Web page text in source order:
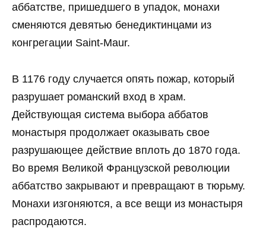
аббатстве, пришедшего в упадок, монахи
сменяются девятью бенедиктинцами из
конгрегации Saint-Maur.
В 1176 году случается опять пожар, который
разрушает романский вход в храм.
Действующая система выбора аббатов
монастыря продолжает оказывать свое
разрушающее действие вплоть до 1870 года.
Во время Великой Французской революции
аббатство закрывают и превращают в тюрьму.
Монахи изгоняются, а все вещи из монастыря
распродаются.